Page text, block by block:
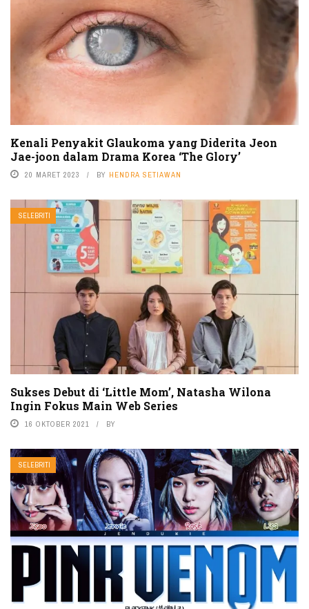
Kenali Penyakit Glaukoma yang Diderita Jeon
Jae-joon dalam Drama Korea ‘The Glory’
20 MARET 2023 BY HENDRA SETIAWAN
SELEBRITI
Sukses Debut di ‘Little Mom’, Natasha Wilona
Ingin Fokus Main Web Series
16 OKTOBER 2021 BY
SELEBRITI